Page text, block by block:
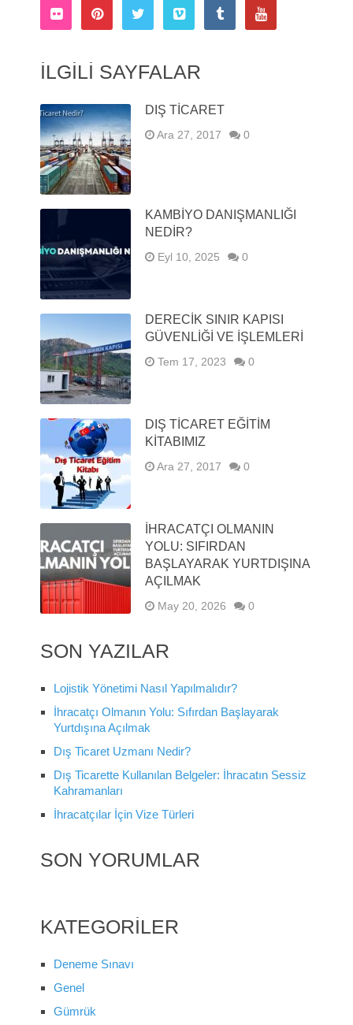
İLGILI SAYFALAR
DIŞ TİCARET
Ara 27, 2017 0
KAMBIYO DANIŞMANLIĞI
NEDIR?
Eyl 10, 2025 0
DERECIK SINIR KAPISI
GÜVENLIĞI VE İŞLEMLERI
Tem 17, 2023 0
DIŞ TİCARET EĞİTİM
KİTABIMIZ
Ara 27, 2017 0
İHRACATÇI OLMANIN
YOLU: SIFIRDAN
BAŞLAYARAK YURTDIŞINA
AÇILMAK
May 20, 2026 0
SON YAZILAR
Lojistik Yönetimi Nasıl Yapılmalıdır?
İhracatçı Olmanın Yolu: Sıfırdan Başlayarak
Yurtdışına Açılmak
Dış Ticaret Uzmanı Nedir?
Dış Ticarette Kullanılan Belgeler: İhracatın Sessiz
Kahramanları
İhracatçılar İçin Vize Türleri
SON YORUMLAR
KATEGORILER
Deneme Sınavı
Genel
Gümrük